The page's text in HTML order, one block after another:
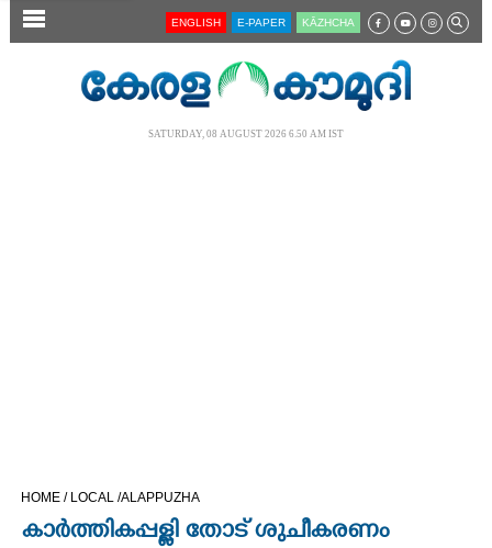
SECTIONS ENGLISH E-PAPER KĀZHCHA
SATURDAY, 08 AUGUST 2026 6.50 AM IST
HOME / LOCAL /ALAPPUZHA
കാർത്തികപ്പള്ളി തോട് ശുചീകരണം